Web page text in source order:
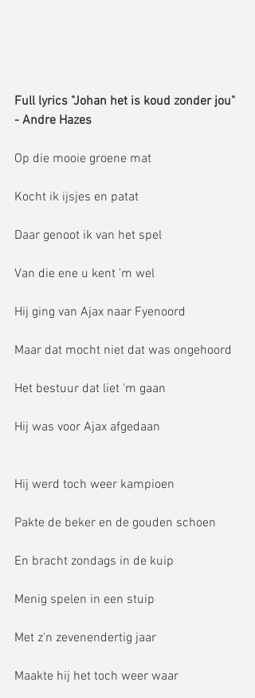
Full lyrics "Johan het is koud zonder jou"
- Andre Hazes
Op die mooie groene mat
Kocht ik ijsjes en patat
Daar genoot ik van het spel
Van die ene u kent 'm wel
Hij ging van Ajax naar Fyenoord
Maar dat mocht niet dat was ongehoord
Het bestuur dat liet 'm gaan
Hij was voor Ajax afgedaan
Hij werd toch weer kampioen
Pakte de beker en de gouden schoen
En bracht zondags in de kuip
Menig spelen in een stuip
Met z'n zevenendertig jaar
Maakte hij het toch weer waar